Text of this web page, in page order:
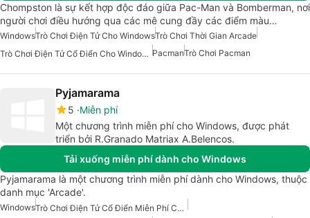
Chompston là sự kết hợp độc đáo giữa Pac-Man và Bomberman, nơi
người chơi điều hướng qua các mê cung đầy các điểm màu…
WindowsTrò Chơi Điện Tử Cho WindowsTrò Chơi Thời Gian Arcade
Trò Chơi Điện Tử Cổ Điển Cho Windows PacmanTrò Chơi Pacman
Pyjamarama
5 Miễn phí
Một chương trình miễn phí cho Windows, được phát
triển bởi R.Granado Matriax A.Belencos.
Tải xuống miễn phí dành cho Windows
Pyjamarama là một chương trình miễn phí dành cho Windows, thuộc
danh mục 'Arcade'.
Windows
Trò Chơi Điện Tử Cổ Điển Miễn Phí Cho Windows